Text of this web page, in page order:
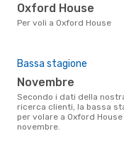
Oxford House
Per voli a Oxford House
Bassa stagione
novembre
Secondo i dati della nostra
ricerca clienti, la bassa
per volare a Oxford House
novembre.